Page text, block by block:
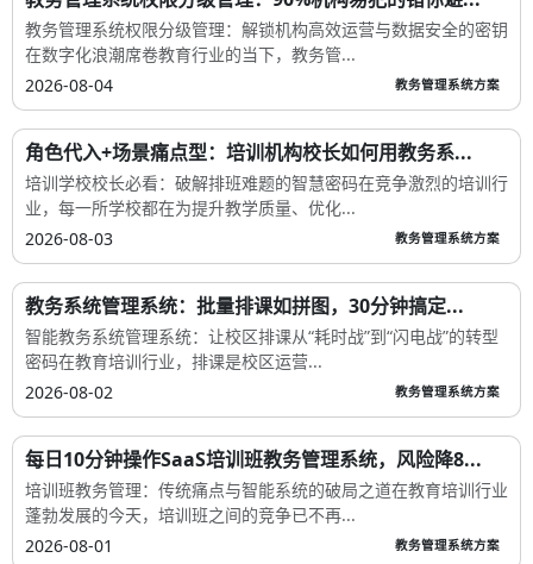
教务管理系统权限分级管理：解锁机构高效运营与数据安全的密钥
在数字化浪潮席卷教育行业的当下，教务管...
2026-08-04
教务管理系统方案
角色代入+场景痛点型：培训机构校长如何用教务系...
培训学校校长必看：破解排班难题的智慧密码在竞争激烈的培训行
业，每一所学校都在为提升教学质量、优化...
2026-08-03
教务管理系统方案
教务系统管理系统：批量排课如拼图，30分钟搞定...
智能教务系统管理系统：让校区排课从“耗时战”到“闪电战”的转型
密码在教育培训行业，排课是校区运营...
2026-08-02
教务管理系统方案
每日10分钟操作SaaS培训班教务管理系统，风险降8...
培训班教务管理：传统痛点与智能系统的破局之道在教育培训行业
蓬勃发展的今天，培训班之间的竞争已不再...
2026-08-01
教务管理系统方案